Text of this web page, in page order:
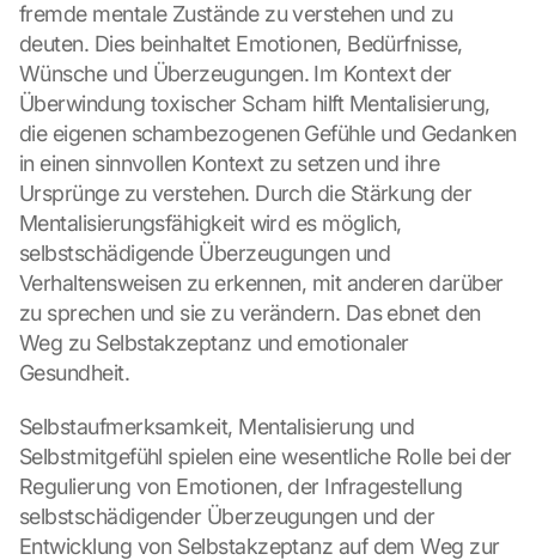
fremde mentale Zustände zu verstehen und zu
deuten. Dies beinhaltet Emotionen, Bedürfnisse,
Wünsche und Überzeugungen. Im Kontext der
Überwindung toxischer Scham hilft Mentalisierung,
die eigenen schambezogenen Gefühle und Gedanken
in einen sinnvollen Kontext zu setzen und ihre
Ursprünge zu verstehen. Durch die Stärkung der
Mentalisierungsfähigkeit wird es möglich,
selbstschädigende Überzeugungen und
Verhaltensweisen zu erkennen, mit anderen darüber
zu sprechen und sie zu verändern. Das ebnet den
Weg zu Selbstakzeptanz und emotionaler
Gesundheit.
Selbstaufmerksamkeit, Mentalisierung und
Selbstmitgefühl spielen eine wesentliche Rolle bei der
Regulierung von Emotionen, der Infragestellung
selbstschädigender Überzeugungen und der
Entwicklung von Selbstakzeptanz auf dem Weg zur